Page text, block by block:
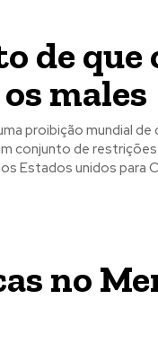
de que
males
proibição mundial
conjunto de
dos Estados unidos para
no